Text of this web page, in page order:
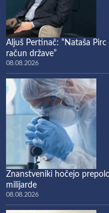
Aljuš Pertinač: “Nataša
račun države”
08.08.2026
Znanstveniki hočejo
milijarde
08.08.2026